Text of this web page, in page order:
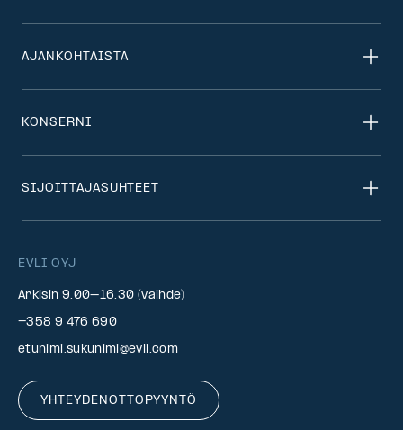
EVLI OYJ
Arkisin 9.00–16.30 (vaihde)
+358 9 476 690
etunimi.sukunimi@evli.com
YHTEYDENOTTOPYYNTÖ
AJANKOHTAISTA
KONSERNI
SIJOITTAJASUHTEET